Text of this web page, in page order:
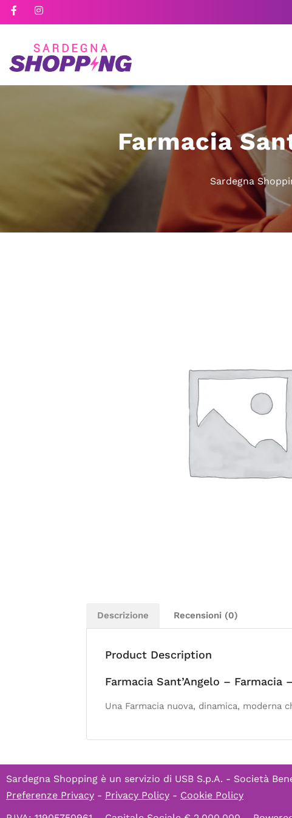
Farmacia
Sardegna
Descrizione Recensioni (0)
Product Description
Farmacia Sant’Angelo – Farmacia
Una Farmacia nuova, dinamica,
Sardegna Shopping è un servizio di USB S.p.A. - Società
Preferenze Privacy - Privacy Policy - Cookie Policy